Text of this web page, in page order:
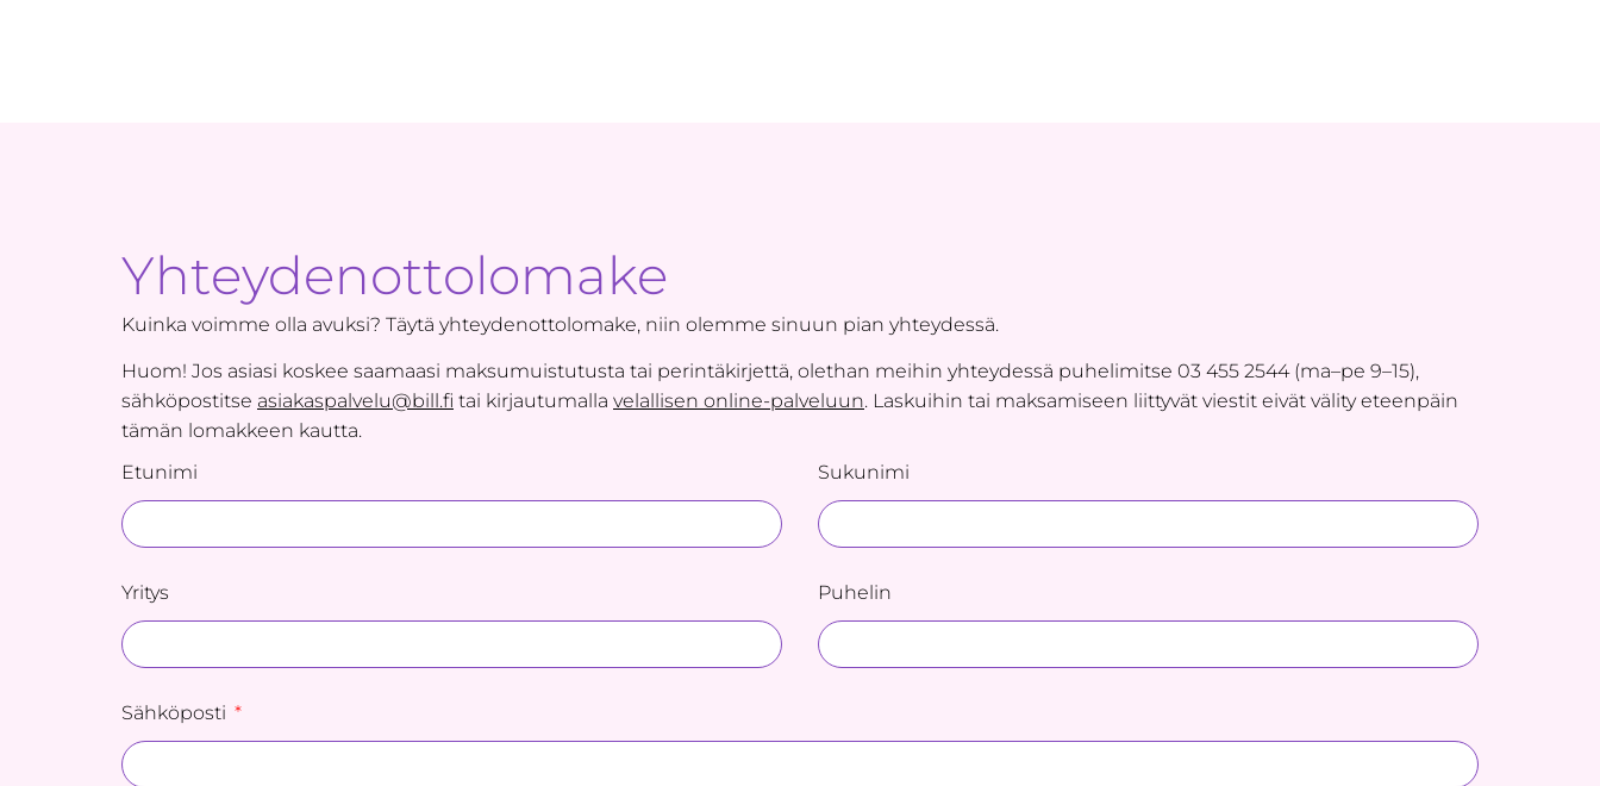
Yhteydenottolomake
Kuinka voimme olla avuksi? Täytä yhteydenottolomake, niin olemme sinuun pian yhteydessä.
Huom! Jos asiasi koskee saamaasi maksumuistutusta tai perintäkirjettä, olethan meihin yhteydessä puhelimitse 03 455 2544 (ma–pe 9–15),
sähköpostitse asiakaspalvelu@bill.fi tai kirjautumalla velallisen online-palveluun. Laskuihin tai maksamiseen liittyvät viestit eivät välity eteenpäin
tämän lomakkeen kautta.
Etunimi
Sukunimi
Yritys Puhelin
Sähköposti